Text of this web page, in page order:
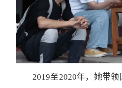
2019至2020年，她带